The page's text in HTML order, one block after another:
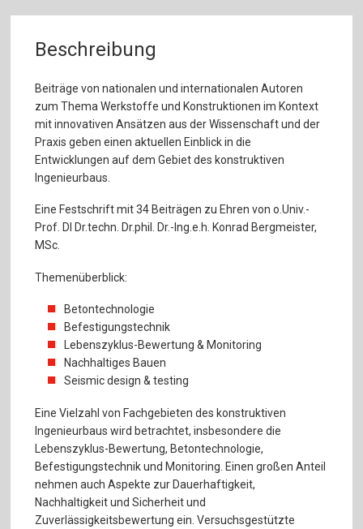
Beschreibung
Beiträge von nationalen und internationalen Autoren
zum Thema Werkstoffe und Konstruktionen im Kontext
mit innovativen Ansätzen aus der Wissenschaft und der
Praxis geben einen aktuellen Einblick in die
Entwicklungen auf dem Gebiet des konstruktiven
Ingenieurbaus.
Eine Festschrift mit 34 Beiträgen zu Ehren von o.Univ.-
Prof. DI Dr.techn. Dr.phil. Dr.-Ing.e.h. Konrad Bergmeister,
MSc.
Themenüberblick:
Betontechnologie
Befestigungstechnik
Lebenszyklus-Bewertung & Monitoring
Nachhaltiges Bauen
Seismic design & testing
Eine Vielzahl von Fachgebieten des konstruktiven
Ingenieurbaus wird betrachtet, insbesondere die
Lebenszyklus-Bewertung, Betontechnologie,
Befestigungstechnik und Monitoring. Einen großen Anteil
nehmen auch Aspekte zur Dauerhaftigkeit,
Nachhaltigkeit und Sicherheit und
Zuverlässigkeitsbewertung ein. Versuchsgestützte